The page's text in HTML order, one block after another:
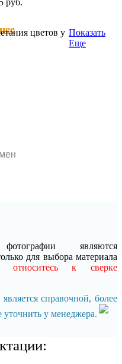
руб.
цветов у Показать
Еще
являются
для выбора материала
относитесь к сверке
справочной, более
у менеджера.